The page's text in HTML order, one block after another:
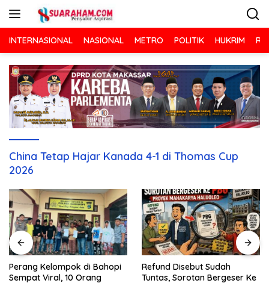
INTERNASIONAL NASIONAL METRO POLITIK HUKRIM
China Tetap Hajar Kanada 4-1 di Thomas Cup
2026
Perang Kelompok di Bahopi
Sempat Viral, 10 Orang
Refund Disebut Sudah
Tuntas, Sorotan Bergeser Ke